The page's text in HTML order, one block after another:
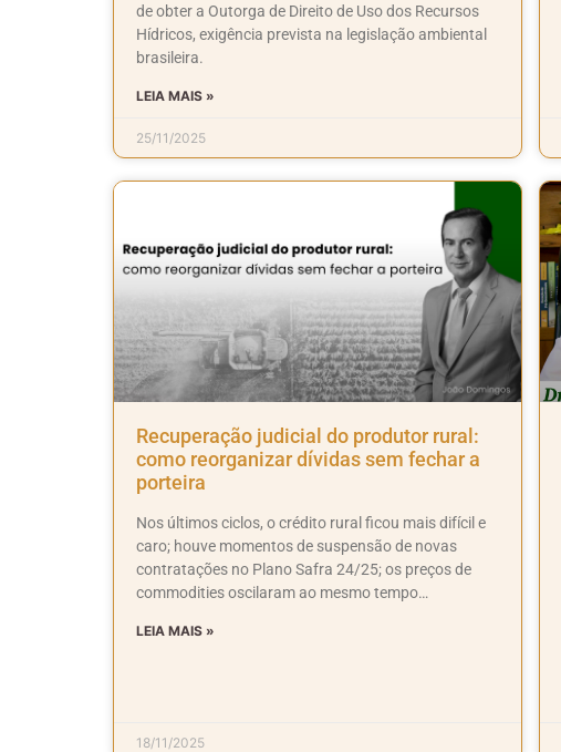
de obter a Outorga de Direito de Uso dos Recursos
Hídricos, exigência prevista na legislação ambiental
brasileira.
LEIA MAIS »
25/11/2025
Recuperação judicial do produtor rural:
como reorganizar dívidas sem fechar a
porteira
Nos últimos ciclos, o crédito rural ficou mais difícil e
caro; houve momentos de suspensão de novas
contratações no Plano Safra 24/25; os preços de
commodities oscilaram ao mesmo tempo…
LEIA MAIS »
18/11/2025